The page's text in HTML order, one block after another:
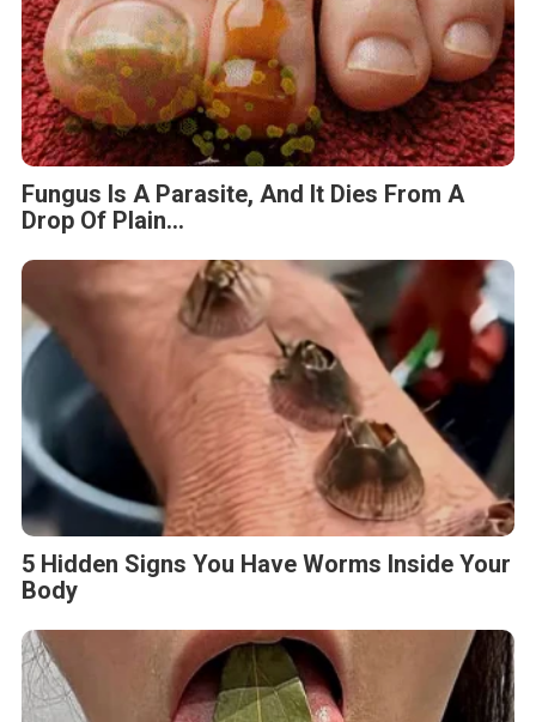
Fungus Is A Parasite, And It Dies From A
Drop Of Plain...
5 Hidden Signs You Have Worms Inside Your
Body